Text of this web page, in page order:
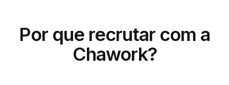
Por que recrutar com a
Chawork?